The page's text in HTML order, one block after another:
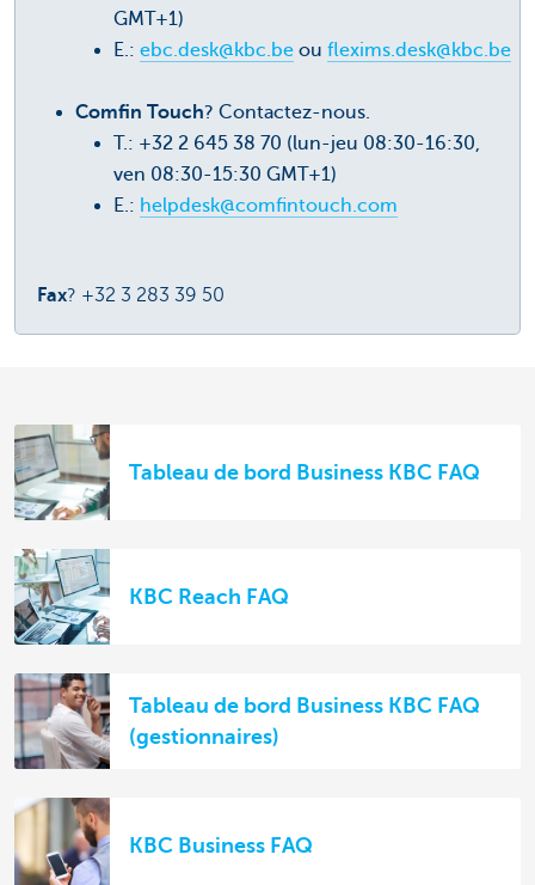
GMT+1)
E.: ebc.desk@kbc.be ou flexims.desk@kbc.be
Comfin Touch? Contactez-nous.
T.: +32 2 645 38 70 (lun-jeu 08:30-16:30,
ven 08:30-15:30 GMT+1)
E.: helpdesk@comfintouch.com
Fax? +32 3 283 39 50
Tableau de bord Business KBC FAQ
KBC Reach FAQ
Tableau de bord Business KBC FAQ
(gestionnaires)
KBC Business FAQ